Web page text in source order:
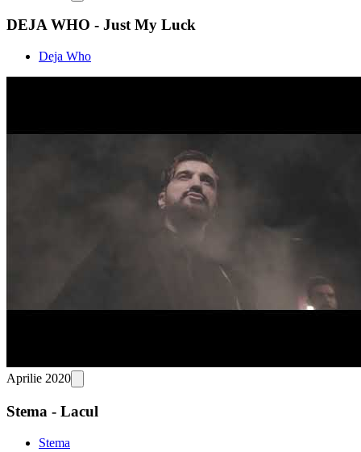
DEJA WHO - Just My Luck
Deja Who
Aprilie 2020
Stema - Lacul
Stema